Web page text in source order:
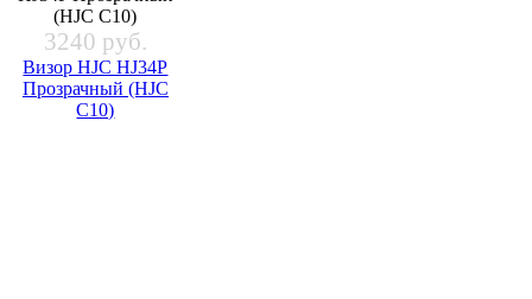
3240 руб.
Визор HJC HJ34P
Прозрачный (HJC
C10)